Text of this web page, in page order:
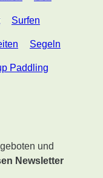
Surfen
Segeln
Paddling
und
Newsletter